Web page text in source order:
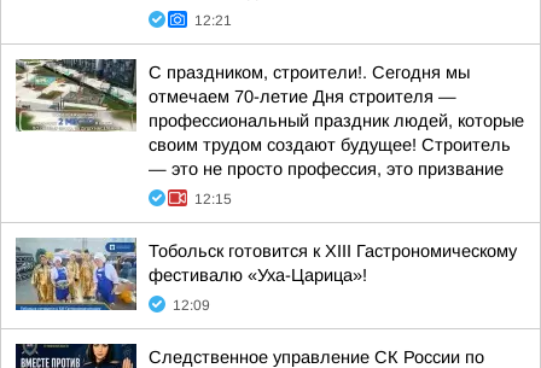
12:21
С праздником, строители!. Сегодня мы
отмечаем 70-летие Дня строителя —
профессиональный праздник людей, которые
своим трудом создают будущее! Строитель
— это не просто профессия, это призвание
12:15
Тобольск готовится к XIII Гастрономическому
фестивалю «Уха-Царица»!
12:09
Следственное управление СК России по